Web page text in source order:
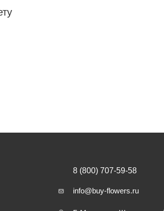
8 (800) 707-59-58
info@buy-flowers.ru